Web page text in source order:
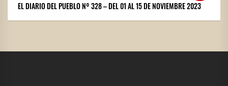
EL DIARIO DEL PUEBLO Nº 328 – DEL 01 AL 15 DE NOVIEMBRE 2023